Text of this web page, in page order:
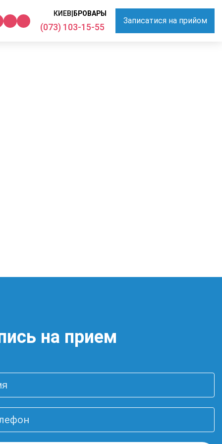
КИЕВ БРОВАРЫ
(073) 103-15-55
Записатися на прийом
на прием